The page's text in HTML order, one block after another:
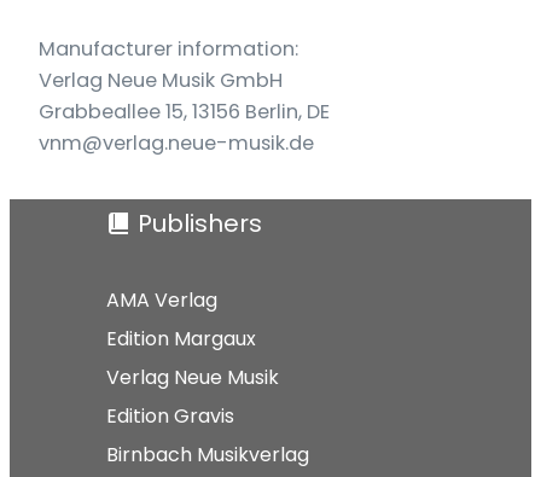
Manufacturer information:
Verlag Neue Musik GmbH
Grabbeallee 15, 13156 Berlin, DE
vnm@verlag.neue-musik.de
Publishers
AMA Verlag
Edition Margaux
Verlag Neue Musik
Edition Gravis
Birnbach Musikverlag